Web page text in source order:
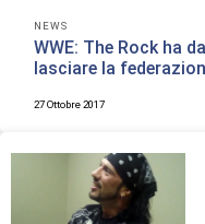
NEWS
WWE: The Rock ha
lasciare la
27 Ottobre 2017